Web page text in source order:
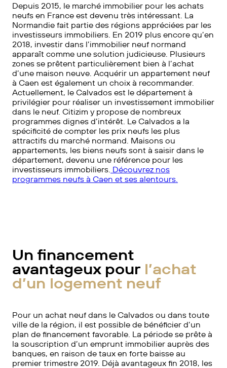
Depuis 2015, le marché immobilier pour les achats
neufs en France est devenu très intéressant. La
Normandie fait partie des régions appréciées par les
investisseurs immobiliers. En 2019 plus encore qu’en
2018, investir dans l’immobilier neuf normand
apparaît comme une solution judicieuse. Plusieurs
zones se prêtent particulièrement bien à l’achat
d’une maison neuve. Acquérir un appartement neuf
à Caen est également un choix à recommander.
Actuellement, le Calvados est le département à
privilégier pour réaliser un investissement immobilier
dans le neuf. Citizim y propose de nombreux
programmes dignes d’intérêt. Le Calvados a la
spécificité de compter les prix neufs les plus
attractifs du marché normand. Maisons ou
appartements, les biens neufs sont à saisir dans le
département, devenu une référence pour les
investisseurs immobiliers. Découvrez nos
programmes neufs à Caen et ses alentours.
Un financement
avantageux pour l’achat
d’un logement neuf
Pour un achat neuf dans le Calvados ou dans toute
ville de la région, il est possible de bénéficier d’un
plan de financement favorable. La période se prête à
la souscription d’un emprunt immobilier auprès des
banques, en raison de taux en forte baisse au
premier trimestre 2019. Déjà avantageux fin 2018, les